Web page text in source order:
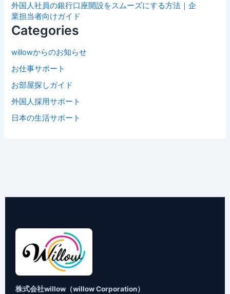
外国人社員の銀行口座開設をスムーズにする方法｜企
業担当者向けガイド
Categories
willowからのお知らせ
お仕事サポート
お部屋探しガイド
外国人採用サポート
日本の生活サポート
株式会社willow（willow Corporation）